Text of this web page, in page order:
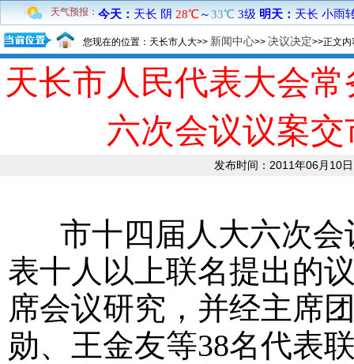
天气预报：
您现在的位置：天长市人大>> 新闻中心>> 决议决定>>正文内
天长市人民代表大会
六次会议议案
发布时间：2011年06月10日
市十四届人大六次
表十人以上联名提出的
席会议研究，并经主席
勋、王金友等38名代表